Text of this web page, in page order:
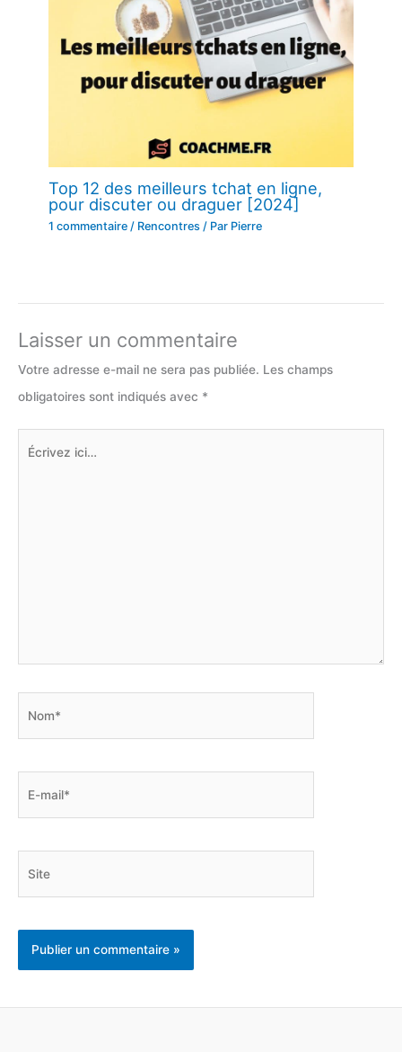
Top 12 des meilleurs tchat en ligne,
pour discuter ou draguer [2024]
1 commentaire / Rencontres / Par Pierre
Laisser un commentaire
Votre adresse e-mail ne sera pas publiée. Les champs
obligatoires sont indiqués avec *